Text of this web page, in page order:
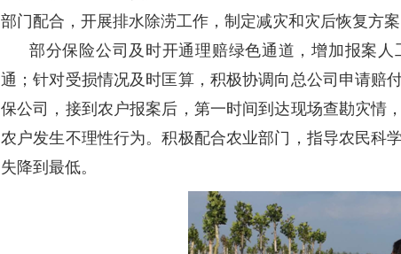
部门配合，开展排水除涝工作，制定减灾和灾后恢复方案
部分保险公司及时开通理赔绿色通道，增加报案
通；针对受损情况及时匡算，积极协调向总公司申请赔
保公司，接到农户报案后，第一时间到达现场查勘灾情
农户发生不理性行为。积极配合农业部门，指导农民科
失降到最低。